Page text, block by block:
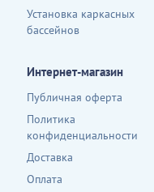
Установка каркасных
бассейнов
Интернет-магазин
Публичная оферта
Политика
конфиденциальности
Доставка
Оплата